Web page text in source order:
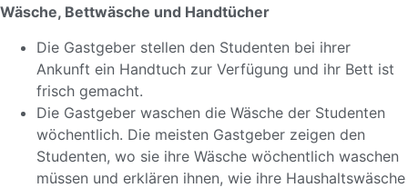
Wäsche, Bettwäsche und Handtücher
Die Gastgeber stellen den Studenten bei ihrer
Ankunft ein Handtuch zur Verfügung und ihr Bett ist
frisch gemacht.
Die Gastgeber waschen die Wäsche der Studenten
wöchentlich. Die meisten Gastgeber zeigen den
Studenten, wo sie ihre Wäsche wöchentlich waschen
müssen und erklären ihnen, wie ihre Haushaltswäsche